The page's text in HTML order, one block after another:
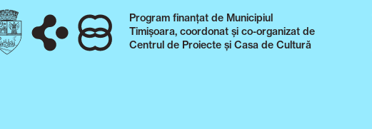
Program finanțat de Municipiul
Timișoara, coordonat și co-organizat de
Centrul de Proiecte și Casa de Cultură